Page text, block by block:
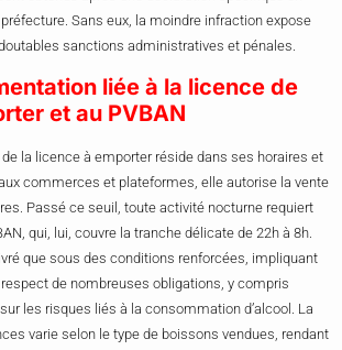
Sans eux, la moindre infraction expose
sanctions administratives et pénales.
liée à la licence de
et au PVBAN
la licence à emporter réside dans ses horaires et
commerces et plateformes, elle autorise la vente
Passé ce seuil, toute activité nocturne requiert
qui, lui, couvre la tranche délicate de 22h à 8h.
que sous des conditions renforcées, impliquant
de nombreuses obligations, y compris
les risques liés à la consommation d’alcool. La
varie selon le type de boissons vendues, rendant